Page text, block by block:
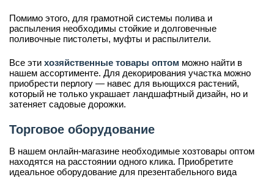
Помимо этого, для грамотной системы полива и
распыления необходимы стойкие и долговечные
поливочные пистолеты, муфты и распылители.
Все эти хозяйственные товары оптом можно найти в
нашем ассортименте. Для декорирования участка можно
приобрести перлогу — навес для вьющихся растений,
который не только украшает ландшафтный дизайн, но и
затеняет садовые дорожки.
Торговое оборудование
В нашем онлайн-магазине необходимые хозтовары оптом
находятся на расстоянии одного клика. Приобретите
идеальное оборудование для презентабельного вида